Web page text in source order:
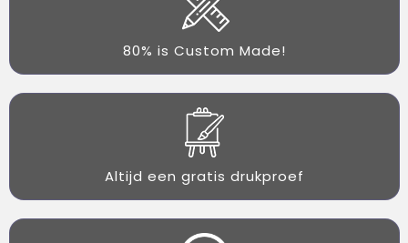
80% is Custom Made!
Altijd een gratis drukproef